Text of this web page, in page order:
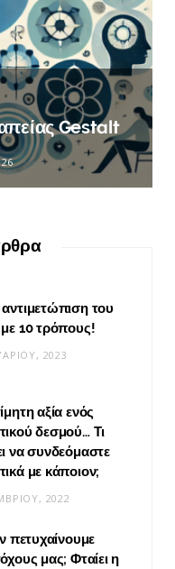
Gestalt
του
10 τρόπους!
2023
αξία ενός
δεσμού… Τι
να συνδεόμαστε
με κάποιον;
2022
πετυχαίνουμε
μας; Φταίει η